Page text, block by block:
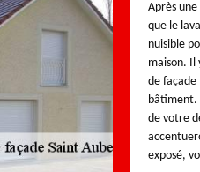
Après
que le
nuisible
maison. Il
de façade
bâtiment.
de votre
exposé,